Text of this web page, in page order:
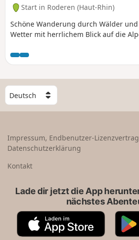
Start in Roderen (Haut-Rhin)
Schöne Wanderung durch Wälder
Wetter mit herrlichem Blick auf die
W
ä
h
e
n
Impressum, Endbenutzer-
Datenschutzerklärung
Kontakt
Lade dir jetzt die App
nächstes
A
p